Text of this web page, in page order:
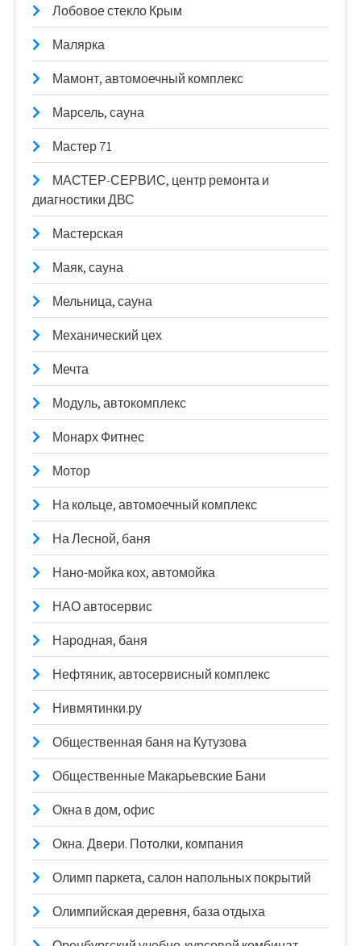
Лобовое стекло Крым
Малярка
Мамонт, автомоечный комплекс
Марсель, сауна
Мастер 71
МАСТЕР-СЕРВИС, центр ремонта и
диагностики ДВС
Мастерская
Маяк, сауна
Мельница, сауна
Механический цех
Мечта
Модуль, автокомплекс
Монарх Фитнес
Мотор
На кольце, автомоечный комплекс
На Лесной, баня
Нано-мойка кох, автомойка
НАО автосервис
Народная, баня
Нефтяник, автосервисный комплекс
Нивмятинки.ру
Общественная баня на Кутузова
Общественные Макарьевские Бани
Окна в дом, офис
Окна. Двери. Потолки, компания
Олимп паркета, салон напольных покрытий
Олимпийская деревня, база отдыха